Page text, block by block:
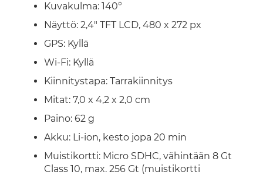
Kuvakulma: 140°
Näyttö: 2,4" TFT LCD, 480 x 272 px
GPS: Kyllä
Wi-Fi: Kyllä
Kiinnitystapa: Tarrakiinnitys
Mitat: 7,0 x 4,2 x 2,0 cm
Paino: 62 g
Akku: Li-ion, kesto jopa 20 min
Muistikortti: Micro SDHC, vähintään 8 Gt
Class 10, max. 256 Gt (muistikortti